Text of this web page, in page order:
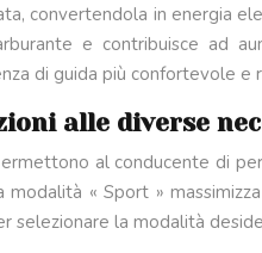
convertendola in
e contribuisce ad
di guida più confortevole e
alle diverse
al conducente di
« Sport »
selezionare la modalità